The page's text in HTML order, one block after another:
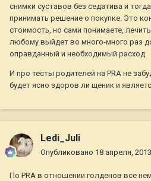
снимки суставов без седатива и
принимать решение о покупке. Это
стоимость, но сами понимаете,
любому выйдет во много-много раз
оправданный и необходимый расход.
И про тесты родителей на PRA не
будет ясно здоров ли щеник и
Ledi_Juli
Опубликовано 18 апреля, 2013
По PRA в отношении голденов все